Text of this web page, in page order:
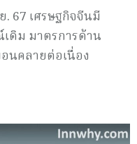
. 67 เศรษฐกิจจีนมี
ดิม มาตรการด้าน
นคลายต่อเนื่อง